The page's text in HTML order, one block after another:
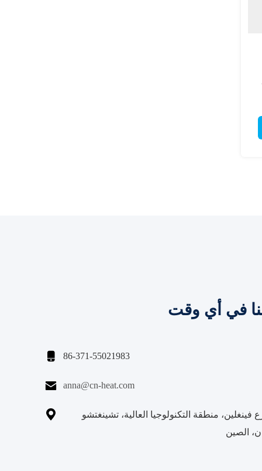
في أي وقت
 86-371-55021983
 anna@cn-heat.com
 شارع فينغلين، منطقة التكنولوجيا العالية، تشينغتشو